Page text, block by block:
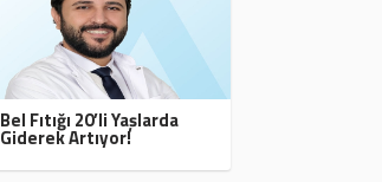
Bel Fıtığı 20’li Yaşlarda
Giderek Artıyor!